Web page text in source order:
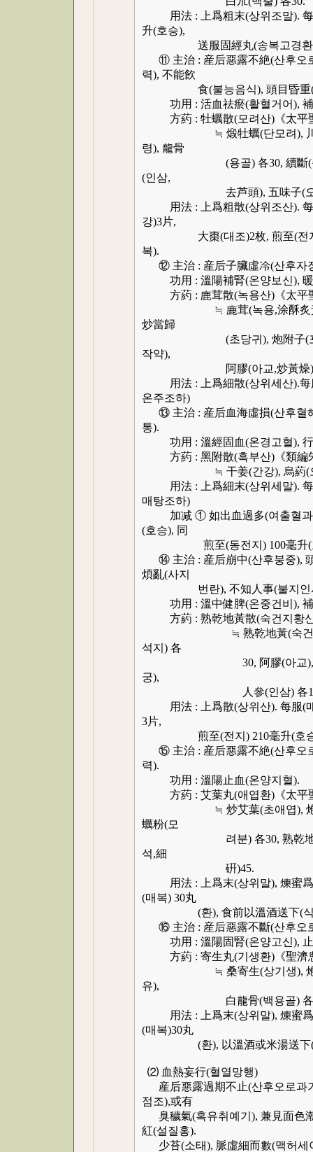
用法 : 上爲粗末(상위조말). 每
升(호승),
送服固經丸(송복고경
⑪ 主治 : 産后惡露不絶(산후오
력), 不能飮
食(불능음식), 頭目昏重(
功用 : 活血祛瘀(활혈거어), 補
方葯 : 牡蠣散(모려산)《太平
≒ 煅牡蠣(단모려), 川芎(천
령), 龍骨
(용골) 各30, 續斷(속단),
(인삼,
去芦頭), 五味子(오미자),
用法 : 上爲粗散(상위조산). 每
강)3片,
大棗(대조)2枚, 煎至(전지)
복).
⑫ 主治 : 産后子臟虛冷(산후자
功用 : 溫陽補腎(온양보신), 暖
方葯 : 鹿茸散(녹용산)《太平
≒ 鹿茸(녹용,涂酥炙黃)30,
炒當歸
(초당귀), 炮附子(포부자)
작약),
阿膠(아교,炒黃燥), 熟乾
用法 : 上爲細散(상위세산).每
온주조하)
⑬ 主治 : 産后血海虛損(산후혈
통).
功用 : 溫經固血(온경고혈), 行
方葯 : 黑附散(흑부산)《類編
≒ 干姜(간강), 烏葯(오약)
用法 : 上爲細末(상위세말). 每
매탕조하)
加减 ① 如出血過多(여출혈과다
(호승), 同
煎至(동전지) 100毫升(호
⑭ 主治 : 産后崩中(산후붕중),
煩亂(사지
번란), 不知人事(불지인
功用 : 溫中健脾(온중건비), 補
方葯 : 熟乾地黃散(숙건지황산
≒ 熟乾地黃(숙건지황), 伏
석지) 各
30, 阿膠(아교), 甘草(감
궁),
人參(인삼) 各15, 當
用法 : 上爲散(상위산). 每服(매
3片,
煎至(전지) 210毫升(호승),
⑮ 主治 : 産后惡露不絶(산후오
력).
功用 : 溫陽止血(온양지혈).
方葯 : 艾葉丸(애엽환)《太平
≒ 炒艾葉(초애엽), 炮干姜(
蠣粉(모
려분) 各30, 熟乾地黃(숙건
석,細
硏)45.
用法 : 上爲末(상위말), 煉蜜爲
(매복) 30丸
(환), 食前以溫酒送下(식전
⑯ 主治 : 産后惡露不斷(산후오
功用 : 溫陽固腎(온양고신), 止
方葯 : 寄生丸(기생환)《聖濟
≒ 桑寄生(상기생), 炮附子(
유),
白龍骨(백용골) 各45,
用法 : 上爲末(상위말), 煉蜜爲
(매복)30丸
(환), 以溫酒或米湯送下(이
⑵ 血熱妄行(혈열망행)
産后惡露過期不止(산후오로과
점조),或有
臭穢氣(혹유취예기), 兼見面色
紅(설질홍).
少苔(소태), 脈虛細而數(맥허세